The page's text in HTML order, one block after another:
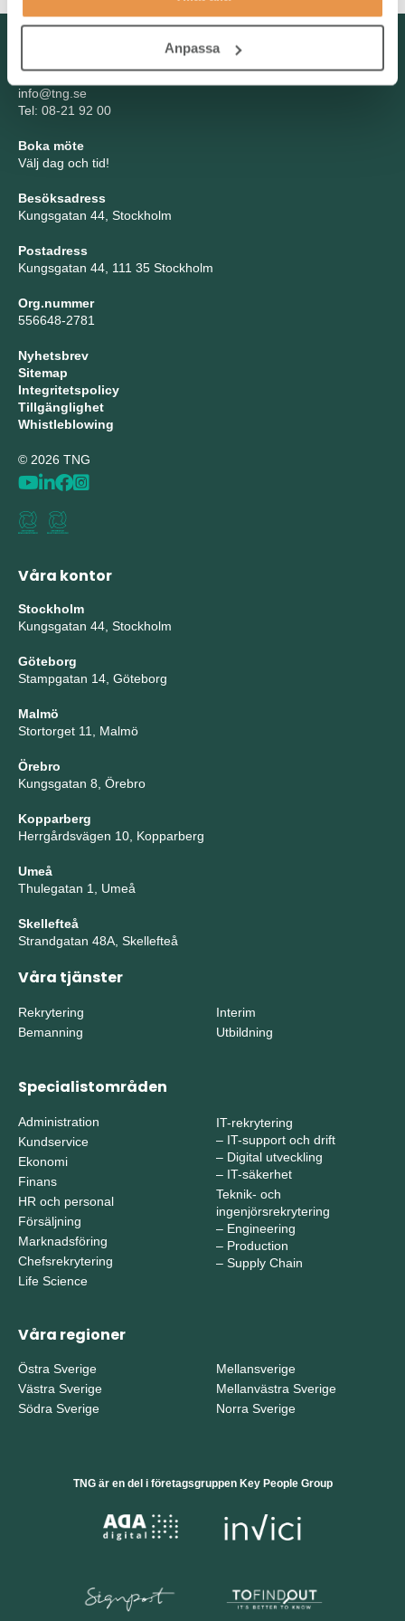
Anpassa
TNG Group AB
info@tng.se
Tel: 08-21 92 00
Boka möte
Välj dag och tid!
Besöksadress
Kungsgatan 44, Stockholm
Postadress
Kungsgatan 44, 111 35 Stockholm
Org.nummer
556648-2781
Nyhetsbrev
Sitemap
Integritetspolicy
Tillgänglighet
Whistleblowing
© 2026 TNG
Våra kontor
Stockholm
Kungsgatan 44, Stockholm
Göteborg
Stampgatan 14, Göteborg
Malmö
Stortorget 11, Malmö
Örebro
Kungsgatan 8, Örebro
Kopparberg
Herrgårdsvägen 10, Kopparberg
Umeå
Thulegatan 1, Umeå
Skellefteå
Strandgatan 48A, Skellefteå
Våra tjänster
Rekrytering
Bemanning
Interim
Utbildning
Specialistområden
Administration
Kundservice
Ekonomi
Finans
HR och personal
Försäljning
Marknadsföring
Chefsrekrytering
Life Science
IT-rekrytering
– IT-support och drift
– Digital utveckling
– IT-säkerhet
Teknik- och
ingenjörsrekrytering
– Engineering
– Production
– Supply Chain
Våra regioner
Östra Sverige
Västra Sverige
Södra Sverige
Mellansverige
Mellanvästra Sverige
Norra Sverige
TNG är en del i företagsgruppen Key People Group